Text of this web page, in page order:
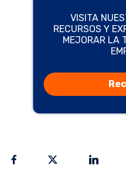
VISITA
RECURSOS Y
MEJORAR LA